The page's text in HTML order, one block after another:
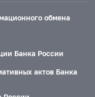
обмена
Банка России
актов Банка